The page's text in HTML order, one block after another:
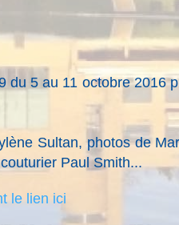
du 5 au 11 octobre 2016
Sultan, photos de
Paul Smith...
le lien ici